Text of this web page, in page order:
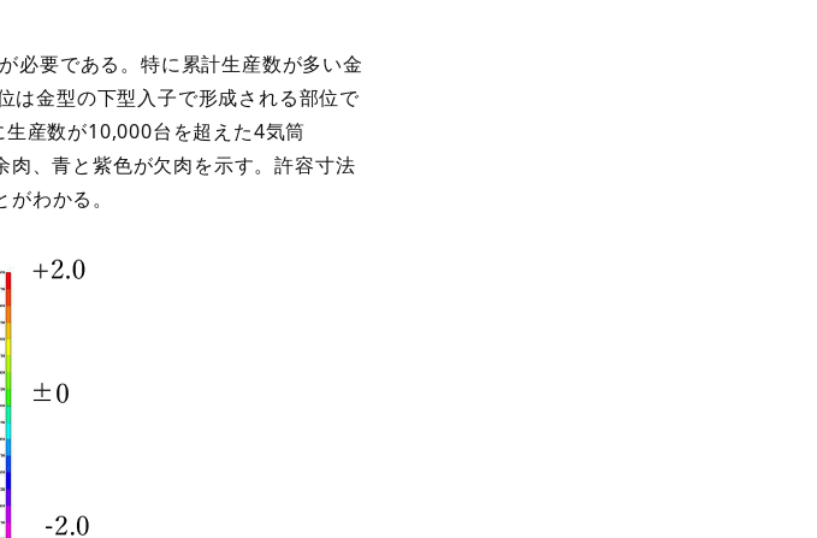
必要である。特に累計生産数が多い金
は金型の下型入子で形成される部位で
産数が10,000台を超えた4気筒
、青と紫色が欠肉を示す。許容寸法
わかる。